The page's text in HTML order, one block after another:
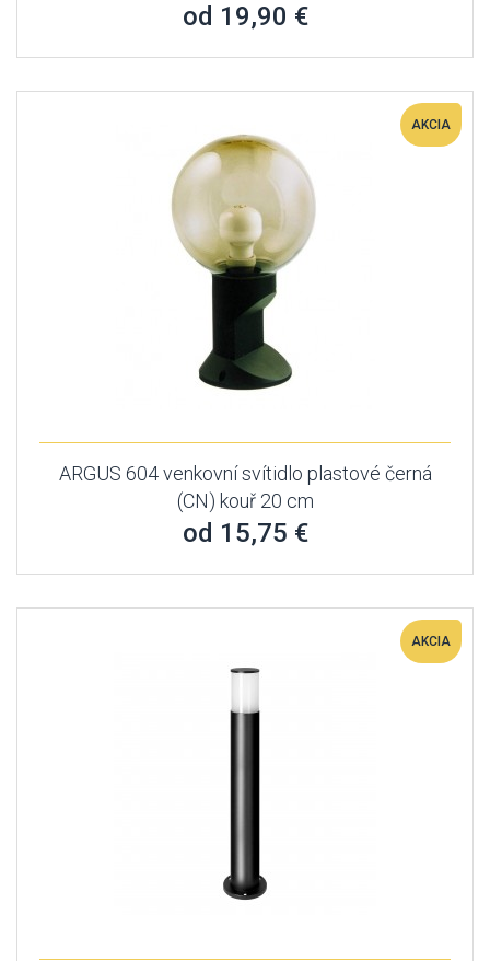
od 19,90 €
AKCIA
ARGUS 604 venkovní svítidlo plastové černá
(CN) kouř 20 cm
od 15,75 €
AKCIA